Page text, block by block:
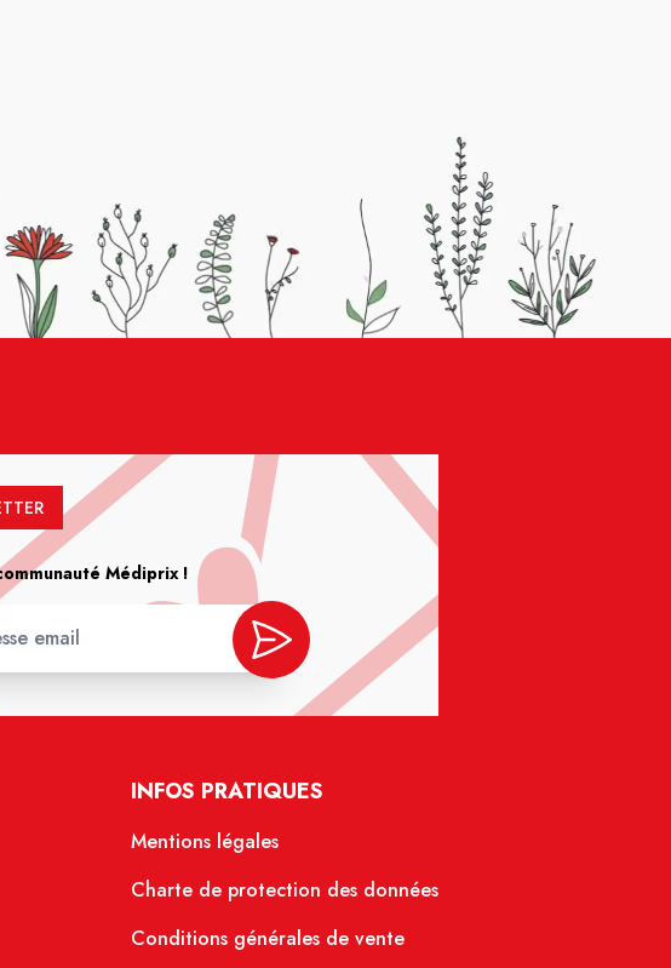
Médiprix !
INFOS PRATIQUES
Mentions légales
Charte de protection des données
Conditions générales de vente